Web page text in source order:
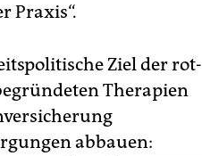
Praxis“.
Ziel der rot-
Therapien
abbauen: